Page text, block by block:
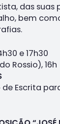
das suas
bem
e 17h30
Rossio), 16h
Escrita